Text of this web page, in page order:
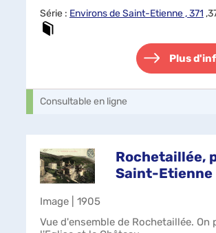
Série : Environs de Saint-Etienne , 371
Plus
Consultable en ligne
Rochetaillée,
Saint-Etienne
Image | 1905
Vue d'ensemble de Rochetaillée. On